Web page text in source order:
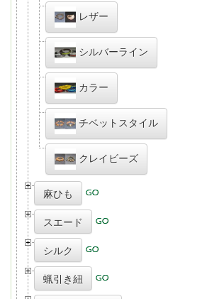
レザー
シルバーライン
カラー
チベットスタイル
クレイビーズ
麻ひも
スエード
シルク
蝋引き紐